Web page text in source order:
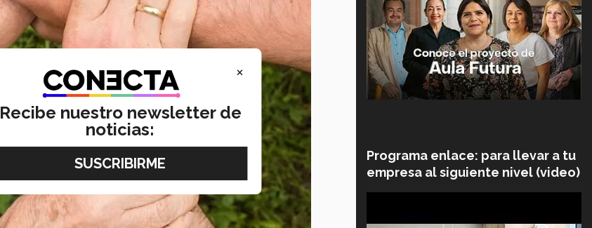
Programa enlace: para llevar a tu
empresa al siguiente nivel (video)
×
Recibe nuestro newsletter de
noticias: